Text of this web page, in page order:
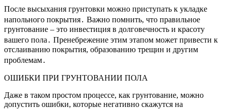
После высыхания грунтовки можно приступать к укладке
напольного покрытия․ Важно помнить, что правильное
грунтование – это инвестиция в долговечность и красоту
вашего пола․ Пренебрежение этим этапом может привести к
отслаиванию покрытия, образованию трещин и другим
проблемам․
ОШИБКИ ПРИ ГРУНТОВАНИИ ПОЛА
Даже в таком простом процессе, как грунтование, можно
допустить ошибки, которые негативно скажутся на